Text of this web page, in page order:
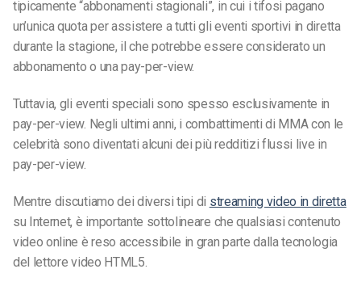
tipicamente “abbonamenti stagionali”, in cui i tifosi pagano
un’unica quota per assistere a tutti gli eventi sportivi in diretta
durante la stagione, il che potrebbe essere considerato un
abbonamento o una pay-per-view.
Tuttavia, gli eventi speciali sono spesso esclusivamente in
pay-per-view. Negli ultimi anni, i combattimenti di MMA con le
celebrità sono diventati alcuni dei più redditizi flussi live in
pay-per-view.
Mentre discutiamo dei diversi tipi di streaming video in diretta
su Internet, è importante sottolineare che qualsiasi contenuto
video online è reso accessibile in gran parte dalla tecnologia
del lettore video HTML5.